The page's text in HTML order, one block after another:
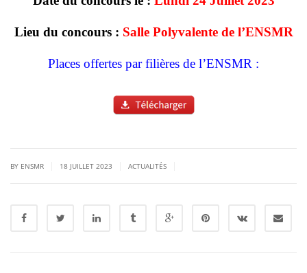
Lieu du concours : Salle Polyvalente de l’ENSMR
Places offertes par filières de l’ENSMR :
BY ENSMR 18 JUILLET 2023 ACTUALITÉS